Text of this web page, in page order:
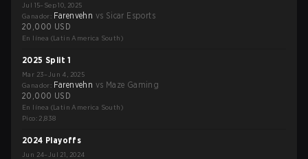
Jul 15–Sep 10, 2025
Ganador: Farenvehn vs Sicar Esports
20,000 USD
En línea (Latin America South)
2025 Split 1
Mar 23–Jun 4, 2025
Ganador: Farenvehn vs Maze Gaming
20,000 USD
En línea (Latin America South)
Pico: 2,838
2024 Playoffs
Jun 24–Jul 21, 2024